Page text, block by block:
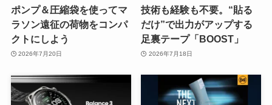
ポンプ＆圧縮袋を使ってマ
ラソン遠征の荷物をコンパ
クトにしよう
2026年7月20日
技術も経験も不要。“貼る
だけ”で出力がアップする
足裏テープ「BOOST」
2026年7月18日